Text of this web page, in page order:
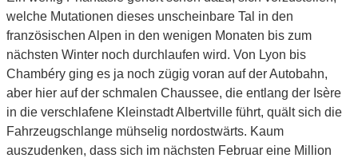
welche Mutationen dieses unscheinbare Tal in den
französischen Alpen in den wenigen Monaten bis zum
nächsten Winter noch durchlaufen wird. Von Lyon bis
Chambéry ging es ja noch zügig voran auf der Autobahn,
aber hier auf der schmalen Chaussee, die entlang der Isère
in die verschlafene Kleinstadt Albertville führt, quält sich die
Fahrzeugschlange mühselig nordostwärts. Kaum
auszudenken, dass sich im nächsten Februar eine Million